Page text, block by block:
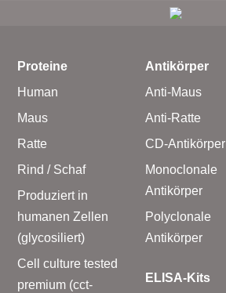
Proteine
Human
Maus
Ratte
Rind / Schaf
Produziert in
humanen Zellen
(glycosiliert)
Cell culture tested
premium (cct-
Antikörper
Anti-Maus
Anti-Ratte
CD-Antikörper
Monoclonale
Antikörper
Polyclonale
Antikörper
ELISA-Kits